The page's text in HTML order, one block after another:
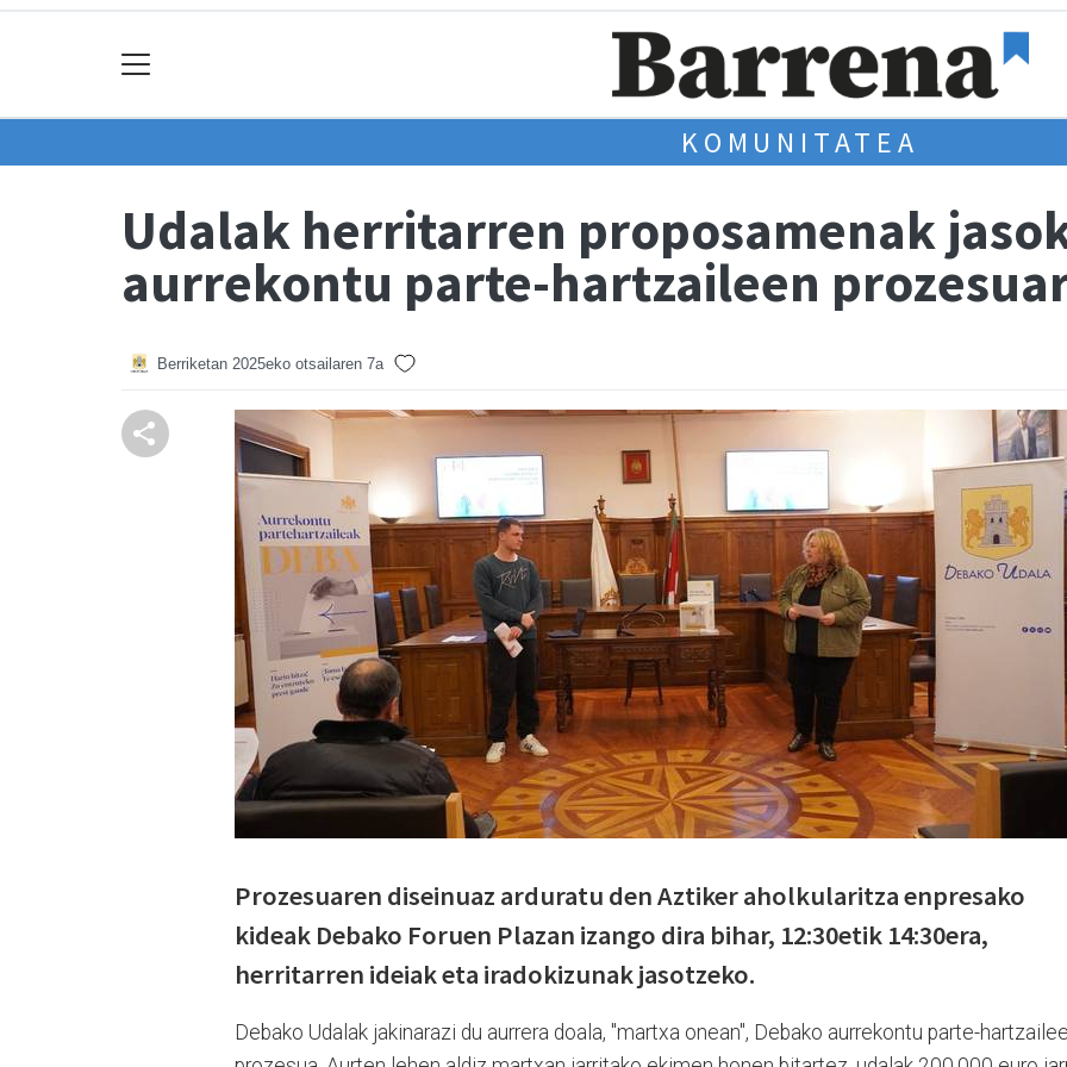
KOMUNITATEA
Udalak herritarren proposamenak
aurrekontu parte-hartzaileen
Berriketan 2025eko otsailaren 7a
Prozesuaren diseinuaz arduratu den Aztiker aholkularitza enpresako
kideak Debako Foruen Plazan izango dira bihar, 12:30etik 14:30era,
herritarren ideiak eta iradokizunak jasotzeko.
Debako Udalak jakinarazi du aurrera doala, "martxa onean", Debako aurrekontu parte-